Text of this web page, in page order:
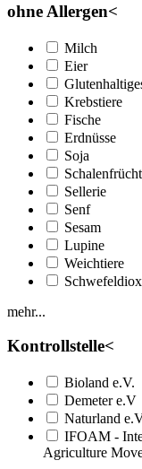
ohne Allergen<
Milch
Eier
Krebstiere
Fische
Erdnüsse
Soja
Sellerie
Senf
Sesam
Lupine
Weichtiere
mehr...
Kontrollstelle<
Bioland e.V.
Demeter e.V
Naturland
IFOAM -
Agriculture